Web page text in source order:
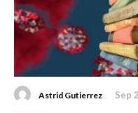
Astrid Gutierrez Sep